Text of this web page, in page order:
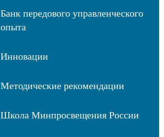
Банк передового управленческого
опыта
Инновации
Методические рекомендации
Школа Минпросвещения России